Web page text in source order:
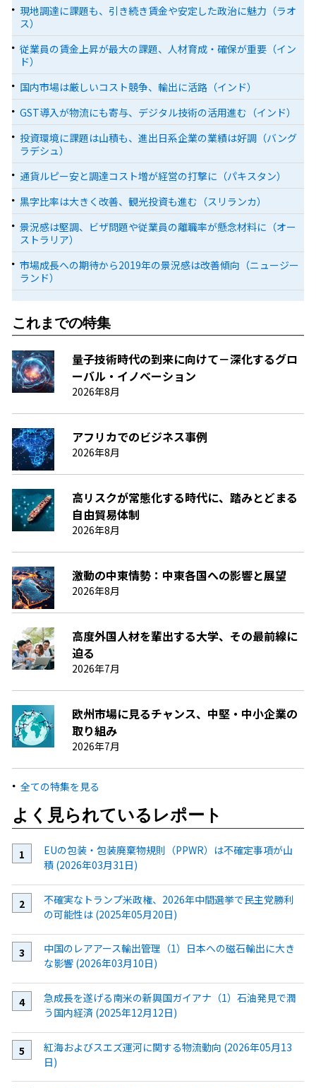
現地調達に課題も、引き続き賃金や安定した政治に魅力（ラオ
ス）
従業員の賃金上昇が最大の課題、人材育成・確保が重要（イン
ド）
国内市場は厳しいコスト競争、輸出に活路（インド）
GST導入が物流にも寄与、デジタル技術の活用進む（インド）
投資環境に課題は山積も、進出日系企業の業績は好調（バング
ラデシュ）
通貨ルピー安と調達コスト増が経営の打撃に（パキスタン）
黒字比率は大きく改善、観光投資も進む（スリランカ）
景況感は堅調、ビザ問題や従業員の離職率が懸念材料に（オー
ストラリア）
市場成長への期待から2019年の景況感は改善傾向（ニュージー
ランド）
これまでの特集
量子技術時代の到来に向けて－深化するグロ
ーバル・イノベーション
2026年8月
アフリカでのビジネス事例
2026年8月
高リスクが常態化する時代に、踏みとどまる
自由貿易体制
2026年8月
激動の中東情勢：中東各国への影響と展望
2026年8月
高度外国人材を輩出する大学、その最前線に
迫る
2026年7月
欧州市場に見るチャンス、中堅・中小企業の
取り組み
2026年7月
全ての特集を見る
よく見られているレポート
EUの包装・包装廃棄物規則（PPWR）は不確定事項が山
積 (2026年03月31日)
不確実なトランプ米政権、2026年中間選挙で民主党勝利
の可能性は (2025年05月20日)
中国のレアアース輸出管理（1）日本への磁石輸出に大き
な影響 (2026年03月10日)
急成長を遂げる南米の新興国ガイアナ（1）石油発見で潤
う国内経済 (2025年12月12日)
紅海およびスエズ運河に関する物流動向 (2026年05月13
日)